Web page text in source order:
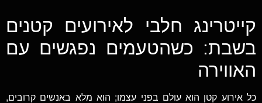
קייטרינג חלבי לאירועים קטנים
בשבת: כשהטעמים נפגשים עם
האווירה
כל אירוע קטן הוא עולם בפני עצמו; הוא מלא באנשים קרובים,